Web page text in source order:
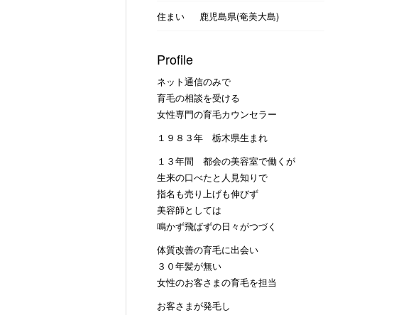
住まい 鹿児島県(奄美大島)
Profile
ネット通信のみで
育毛の相談を受ける
女性専門の育毛カウンセラー
１９８３年 栃木県生まれ
１３年間 都会の美容室で働くが
生来の口べたと人見知りで
指名も売り上げも伸びず
美容師としては
鳴かず飛ばずの日々がつづく
体質改善の育毛に出会い
３０年髪が無い
女性のお客さまの育毛を担当
お客さまが発毛し